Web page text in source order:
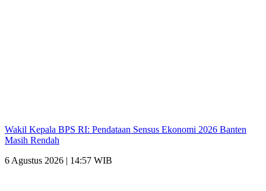
Wakil Kepala BPS RI: Pendataan Sensus Ekonomi 2026 Banten
Masih Rendah
6 Agustus 2026 | 14:57 WIB